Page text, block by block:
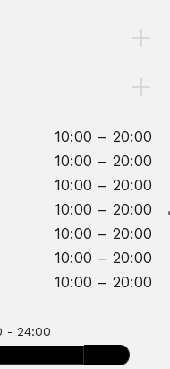
10:00 – 20:00
10:00 – 20:00
10:00 – 20:00
10:00 – 20:00
10:00 – 20:00
10:00 – 20:00
10:00 – 20:00
- 24:00